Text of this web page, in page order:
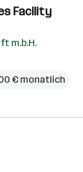
Facility
m.b.H.
€ monatlich